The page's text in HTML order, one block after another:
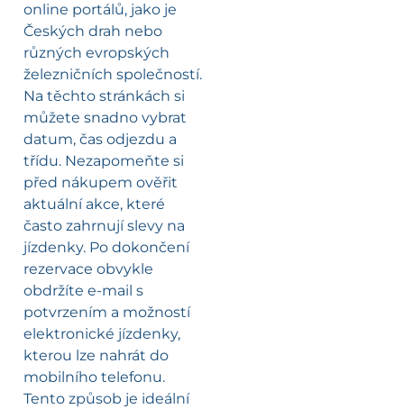
online portálů, jako je
Českých drah nebo
různých evropských
železničních společností.
Na těchto stránkách si
můžete snadno vybrat
datum, čas odjezdu a
třídu. Nezapomeňte si
před nákupem ověřit
aktuální akce, které
často zahrnují slevy na
jízdenky. Po dokončení
rezervace obvykle
obdržíte e-mail s
potvrzením a možností
elektronické jízdenky,
kterou lze nahrát do
mobilního telefonu.
Tento způsob je ideální